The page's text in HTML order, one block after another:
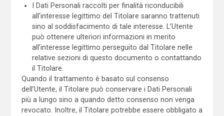
I Dati Personali raccolti per finalità riconducibili
all’interesse legittimo del Titolare saranno trattenuti
sino al soddisfacimento di tale interesse. L’Utente
può ottenere ulteriori informazioni in merito
all’interesse legittimo perseguito dal Titolare nelle
relative sezioni di questo documento o contattando
il Titolare.
Quando il trattamento è basato sul consenso
dell’Utente, il Titolare può conservare i Dati Personali
più a lungo sino a quando detto consenso non venga
revocato. Inoltre, il Titolare potrebbe essere obbligato a